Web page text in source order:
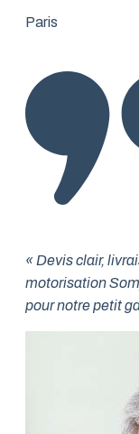
Paris
« Devis clair,
motorisation
pour notre petit